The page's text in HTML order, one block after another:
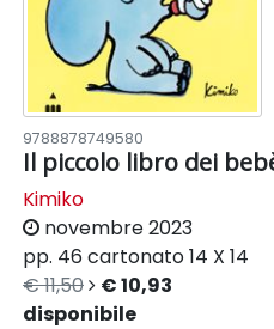
9788878749580
Il piccolo libro dei
Kimiko
novembre 2023
pp. 46 cartonato14 X 14
€ 11,50
€ 10,93
disponibile